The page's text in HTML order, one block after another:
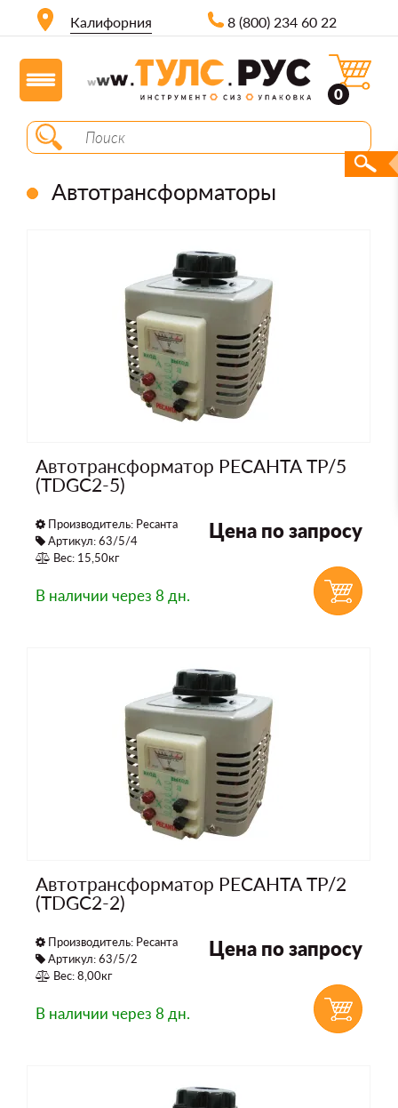
Калифорния 8 (800) 234 60 22
0
Автотрансформаторы
Автотрансформатор РЕСАНТА ТР/5
(TDGC2-5)
Производитель: Ресанта
Артикул: 63/5/4
Вес: 15,50кг
Цена по запросу
В наличии через 8 дн.
Автотрансформатор РЕСАНТА ТР/2
(TDGC2-2)
Производитель: Ресанта
Артикул: 63/5/2
Вес: 8,00кг
Цена по запросу
В наличии через 8 дн.